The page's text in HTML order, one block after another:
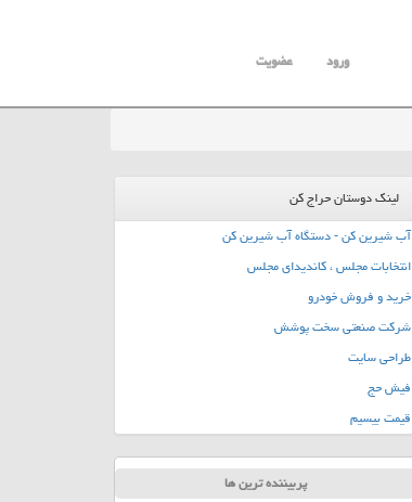
ورود عضویت
لینک دوستان حراج کن
آب شیرین کن - دستگاه آب شیرین کن
انتخابات مجلس ، کاندیدای مجلس
خرید و فروش خودرو
شرکت صنعتی سخت پوشش
طراحی سایت
فیش حج
قیمت بیسیم
پربیننده ترین ها